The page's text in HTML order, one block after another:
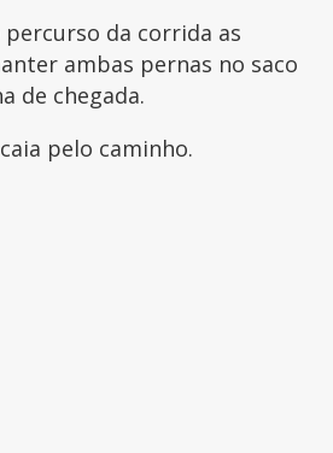
da corrida as
ambas pernas no saco
de chegada.
pelo caminho.